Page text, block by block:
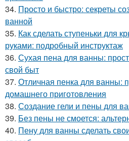
34. Просто и быстро: секреты
ванной
35. Как сделать ступеньки для
руками: подробный инструктаж
36. Сухая пена для ванны:
свой быт
37. Отличная пенка для ванны:
домашнего приготовления
38. Создание гели и пены для
39. Без пены не смоется:
40. Пену для ванны сделать